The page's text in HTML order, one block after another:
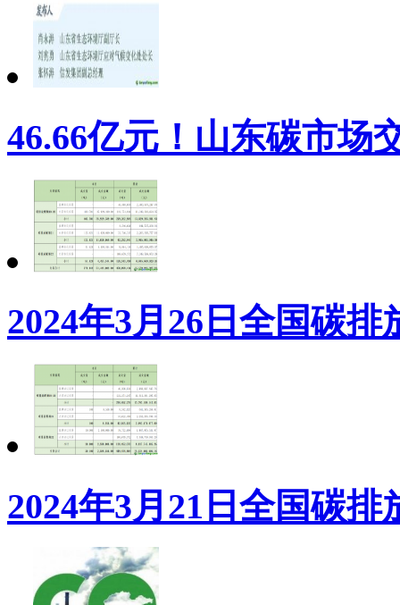
46.66亿元！山东碳市场
2024年3月26日全国碳
2024年3月21日全国碳